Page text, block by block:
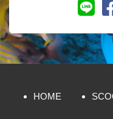
HOME